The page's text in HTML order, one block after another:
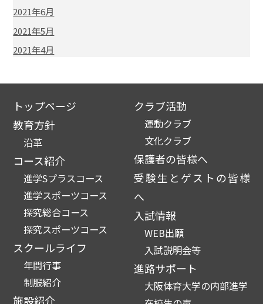
2021年6月
2021年5月
2021年4月
トップページ
教育方針
沿革
コース紹介
進学Sプラスコース
進学スポーツコース
探究総合コース
探究スポーツコース
スクールライフ
年間行事
制服紹介
施設紹介
クラブ活動
運動クラブ
文化クラブ
保護者の皆様へ
受験生とゲストの皆様
へ
入試情報
WEB出願
入試説明会等
進路サポート
大阪体育大学の内部進学